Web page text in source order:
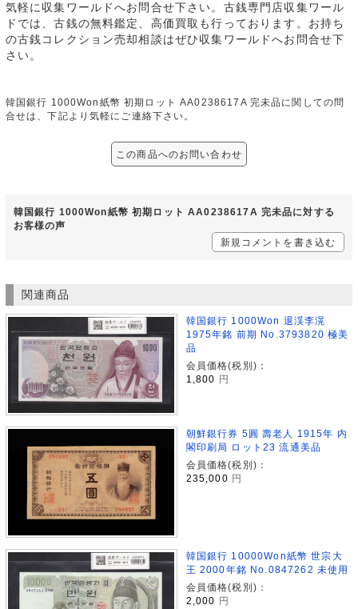
気軽に収集ワールドへお問合せ下さい。古銭専門店収集ワール
ドでは、古銭の無料鑑定、高価買取も行っております。お持ち
の古銭コレクション売却相談はぜひ収集ワールドへお問合せ下
さい。
韓国銀行 1000Won紙幣 初期ロット AA0238617A 完未品に関しての問
合せは、下記より気軽にご連絡下さい。
この商品へのお問い合わせ
韓国銀行 1000Won紙幣 初期ロット AA0238617A 完未品に対する
お客様の声
新規コメントを書き込む
関連商品
韓国銀行 1000Won 退渓李滉
1975年銘 前期 No.3793820 極美
品
会員価格(税別)：
1,800
円
朝鮮銀行券 5圓 壽老人 1915年 内
閣印刷局 ロット23 流通美品
会員価格(税別)：
235,000 円
韓国銀行 10000Won紙幣 世宗大
王 2000年銘 No.0847262 未使用
会員価格(税別)：
2,000
円